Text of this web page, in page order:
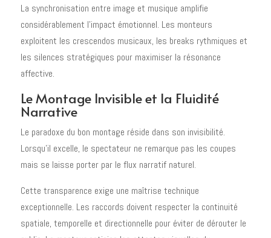
La synchronisation entre image et musique amplifie
considérablement l'impact émotionnel. Les monteurs
exploitent les crescendos musicaux, les breaks rythmiques et
les silences stratégiques pour maximiser la résonance
affective.
Le Montage Invisible et la Fluidité
Narrative
Le paradoxe du bon montage réside dans son invisibilité.
Lorsqu'il excelle, le spectateur ne remarque pas les coupes
mais se laisse porter par le flux narratif naturel.
Cette transparence exige une maîtrise technique
exceptionnelle. Les raccords doivent respecter la continuité
spatiale, temporelle et directionnelle pour éviter de dérouter le